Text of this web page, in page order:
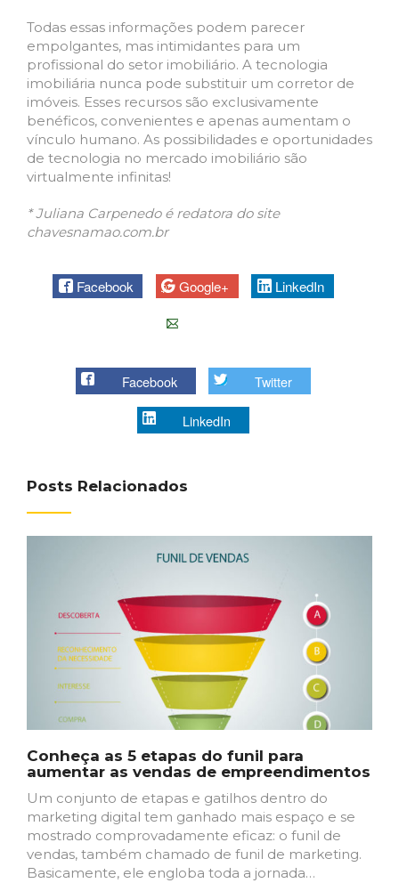
Todas essas informações podem parecer
empolgantes, mas intimidantes para um
profissional do setor imobiliário. A tecnologia
imobiliária nunca pode substituir um corretor de
imóveis. Esses recursos são exclusivamente
benéficos, convenientes e apenas aumentam o
vínculo humano. As possibilidades e oportunidades
de tecnologia no mercado imobiliário são
virtualmente infinitas!
* Juliana Carpenedo é redatora do site
chavesnamao.com.br
Facebook Google+
LinkedIn
Facebook Twitter
LinkedIn
Posts Relacionados
Conheça as 5 etapas do funil para
aumentar as vendas de empreendimentos
Um conjunto de etapas e gatilhos dentro do
marketing digital tem ganhado mais espaço e se
mostrado comprovadamente eficaz: o funil de
vendas, também chamado de funil de marketing.
Basicamente, ele engloba toda a jornada…